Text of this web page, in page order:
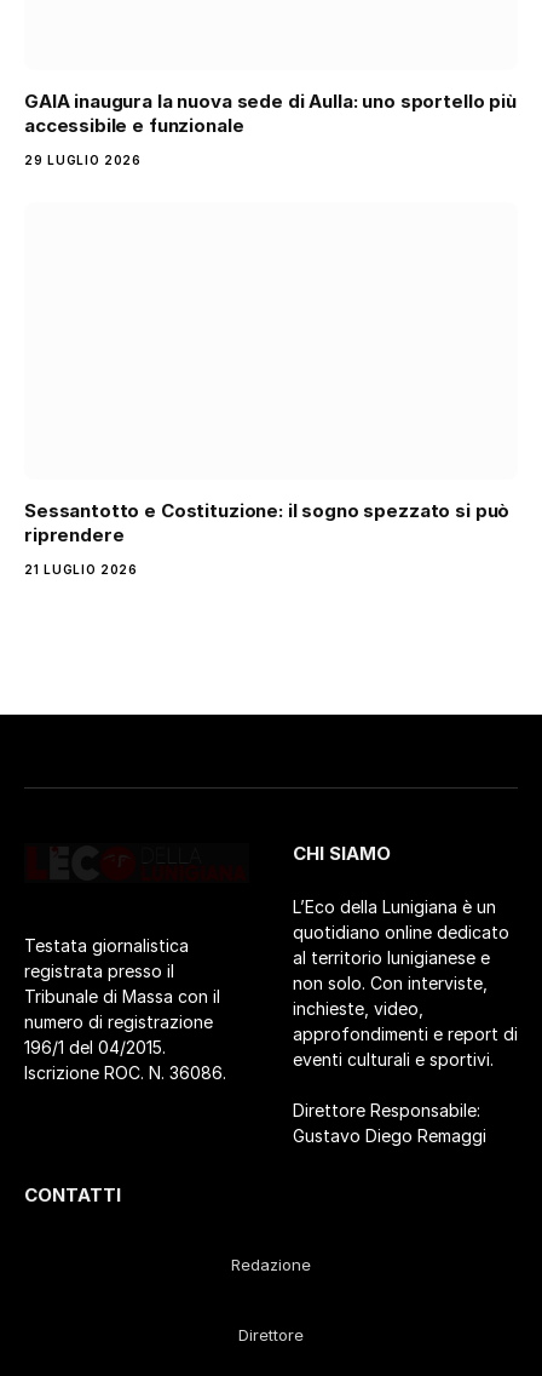
GAIA inaugura la nuova sede di Aulla: uno sportello più
accessibile e funzionale
29 LUGLIO 2026
Sessantotto e Costituzione: il sogno spezzato si può
riprendere
21 LUGLIO 2026
Testata giornalistica
registrata presso il
Tribunale di Massa con il
numero di registrazione
196/1 del 04/2015.
Iscrizione ROC. N. 36086.
CHI SIAMO
L’Eco della Lunigiana è un
quotidiano online dedicato
al territorio lunigianese e
non solo. Con interviste,
inchieste, video,
approfondimenti e report di
eventi culturali e sportivi.
Direttore Responsabile:
Gustavo Diego Remaggi
CONTATTI
Redazione
Direttore